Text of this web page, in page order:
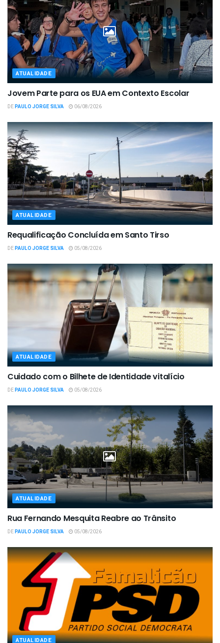
ATUALIDADE
Jovem Parte para os EUA em Contexto Escolar
DEPAULO JORGE SILVA 06/08/2026
ATUALIDADE
Requalificação Concluída em Santo Tirso
DEPAULO JORGE SILVA 05/08/2026
ATUALIDADE
Cuidado com o Bilhete de Identidade vitalício
DEPAULO JORGE SILVA 05/08/2026
ATUALIDADE
Rua Fernando Mesquita Reabre ao Trânsito
DEPAULO JORGE SILVA 05/08/2026
ATUALIDADE